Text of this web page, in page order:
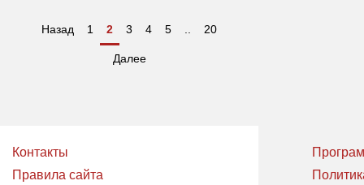
Назад 1 2 3 4 5 20
Далее
Контакты
Правила сайта